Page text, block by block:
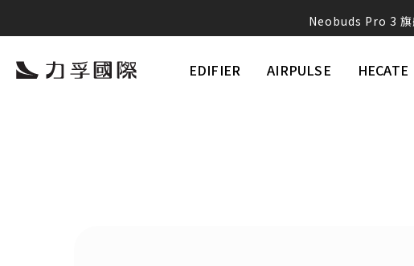
Neobuds Pro 3 旗
將感動的
讓好聲音
Ikarao 愛克拉
EDIFIER AIRPULSE HECATE